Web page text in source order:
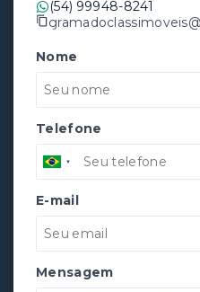
(54) 99948-8241
Nome
Telefone
E-mail
Mensagem